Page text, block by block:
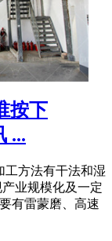
按下
...
工方法有干法和湿
业规模化及一定
有雷蒙磨、高速